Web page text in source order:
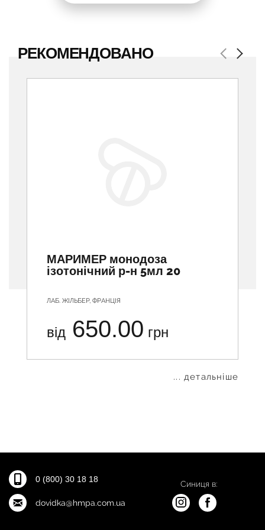
РЕКОМЕНДОВАНО Previous
МАРИМЕР монодоза
ізотонічний р-н 5мл 20
ЛАБ. ЖІЛЬБЕР, ФРАНЦІЯ
від 650.00 грн
... детальніше
Next
0 (800) 30 18 18
dovidka@hmpa.com.ua
Синиця в: